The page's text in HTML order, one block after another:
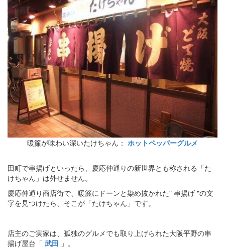
暖簾が味わい深いたけちゃん： ホットペッパーグルメ
田町で串揚げといったら、慶応仲通りの新世界とも称される「た
けちゃん」は外せません。
慶応仲通り商店街で、暖簾にドーンと染め抜かれた" 串揚げ "の文
字を見つけたら、そこが「たけちゃん」です。
店主のご実家は、孤独のグルメでも取り上げられた大阪平野の串
揚げ屋台「 武田 」。